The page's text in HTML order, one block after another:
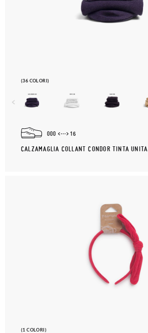
(36 COLORI)
000 16
CALZAMAGLIA COLLANT CONDOR TINTA UNITA
(1 COLORI)